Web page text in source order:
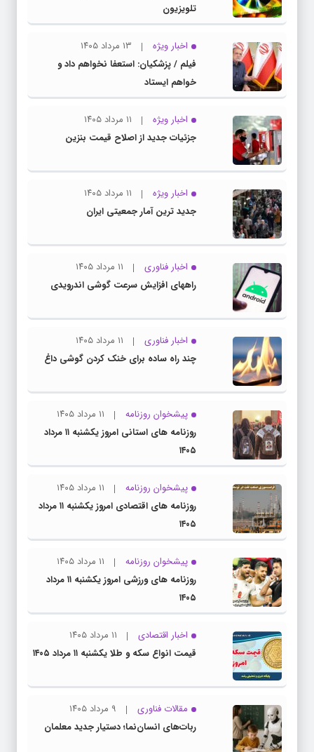
تلویزیون
اخبار ویژه
۱۳ مرداد ۱۴۰۵
فیلم / پزشکیان: استعفا نخواهم داد و
خواهم ایستاد
اخبار ویژه
۱۱ مرداد ۱۴۰۵
جزئیات جدید از اصلاح قیمت بنزین
اخبار ویژه
۱۱ مرداد ۱۴۰۵
جدید ترین آمار جمعیتی ایران
اخبار فناوری
۱۱ مرداد ۱۴۰۵
راههای افزایش سرعت گوشی اندرویدی
اخبار فناوری
۱۱ مرداد ۱۴۰۵
چند راه‌ ساده برای خنک کردن گوشی داغ
پیشخوان روزنامه
۱۱ مرداد ۱۴۰۵
روزنامه های استانی امروز یکشنبه ۱۱ مرداد
۱۴۰۵
پیشخوان روزنامه
۱۱ مرداد ۱۴۰۵
روزنامه های اقتصادی امروز یکشنبه ۱۱ مرداد
۱۴۰۵
پیشخوان روزنامه
۱۱ مرداد ۱۴۰۵
روزنامه های ورزشی امروز یکشنبه ۱۱ مرداد
۱۴۰۵
اخبار اقتصادی
۱۱ مرداد ۱۴۰۵
قیمت انواع سکه و طلا یکشنبه ۱۱ مرداد ۱۴۰۵
مقالات فناوری
۹ مرداد ۱۴۰۵
ربات‌های انسان‌نما؛ دستیار جدید معلمان